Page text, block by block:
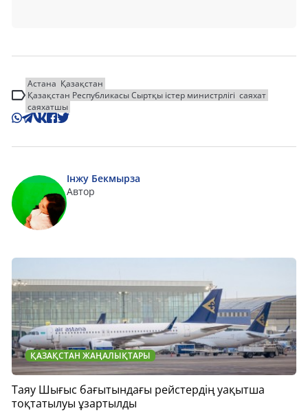
Астана Қазақстан
Қазақстан Республикасы Сыртқы істер министрлігі саяхат
саяхатшы
Інжу Бекмырза
Автор
ҚАЗАҚСТАН ЖАҢАЛЫҚТАРЫ
Таяу Шығыс бағытындағы рейстердің уақытша
тоқтатылуы ұзартылды